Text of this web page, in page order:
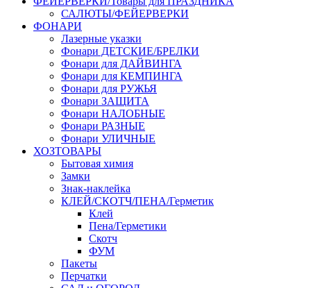
САЛЮТЫ/ФЕЙЕРВЕРКИ
ФОНАРИ
Лазерные указки
Фонари ДЕТСКИЕ/БРЕЛКИ
Фонари для ДАЙВИНГА
Фонари для КЕМПИНГА
Фонари для РУЖЬЯ
Фонари ЗАЩИТА
Фонари НАЛОБНЫЕ
Фонари РАЗНЫЕ
Фонари УЛИЧНЫЕ
ХОЗТОВАРЫ
Бытовая химия
Замки
Знак-наклейка
КЛЕЙ/СКОТЧ/ПЕНА/Герметик
Клей
Пена/Герметики
Скотч
ФУМ
Пакеты
Перчатки